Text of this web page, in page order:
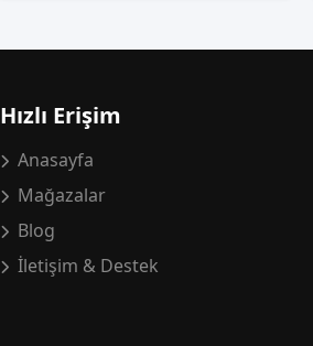
Hızlı Erişim
Anasayfa
Mağazalar
Blog
İletişim & Destek